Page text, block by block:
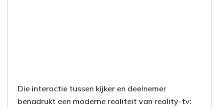
Die interactie tussen kijker en deelnemer
benadrukt een moderne realiteit van reality-tv: